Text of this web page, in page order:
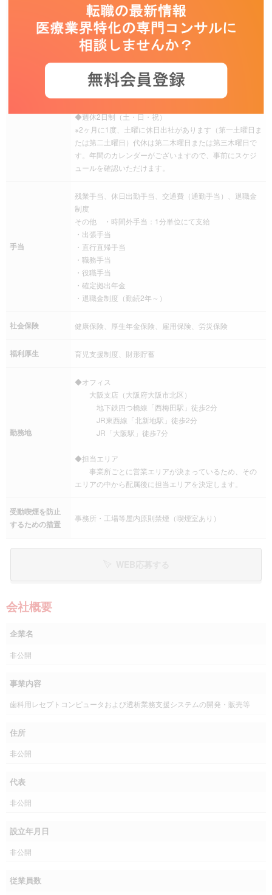
始、有給休暇、慶弔休暇、産前産後休暇、介護休暇、年
間休日120日以上
その他 ・フレックス特別休暇(当月内に限り、残業時間
8時間をお休みに充てる制度)
・新婚旅行休暇(7日)
・育児休暇（男女ともに取得実績あり）
◆週休2日制（土・日・祝）
※2ヶ月に1度、土曜に休日出社があります（第一土曜日ま
たは第二土曜日）代休は第二木曜日または第三木曜日で
す。年間のカレンダーがございますので、事前にスケジ
ュールを確認いただけます。
手当
残業手当、休日出勤手当、交通費（通勤手当）、退職金
制度
その他 ・時間外手当：1分単位にて支給
・出張手当
・直行直帰手当
・職務手当
・役職手当
・確定拠出年金
・退職金制度（勤続2年～）
社会保険 健康保険、厚生年金保険、雇用保険、労災保険
福利厚生 育児支援制度、財形貯蓄
勤務地
◆オフィス
大阪支店（大阪府大阪市北区）
地下鉄四つ橋線「西梅田駅」徒歩2分
JR東西線「北新地駅」徒歩2分
JR「大阪駅」徒歩7分
◆担当エリア
事業所ごとに営業エリアが決まっているため、その
エリアの中から配属後に担当エリアを決定します。
受動喫煙を防止
するための措置
事務所・工場等屋内原則禁煙（喫煙室あり）
会社概要
企業名
非公開
事業内容
歯科用レセプトコンピュータおよび透析業務支援システムの開発・販売等
住所
非公開
代表
非公開
設立年月日
非公開
従業員数